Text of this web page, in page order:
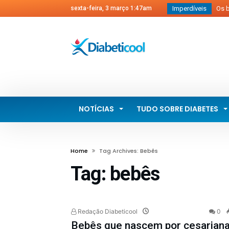
sexta-feira, 3 março 1:47am Imperdíveis Os
NOTÍCIAS TUDO SOBRE DIABETES
Home Tag Archives: Bebês
Tag: bebês
Redação Diabeticool 0
Bebês que nascem por